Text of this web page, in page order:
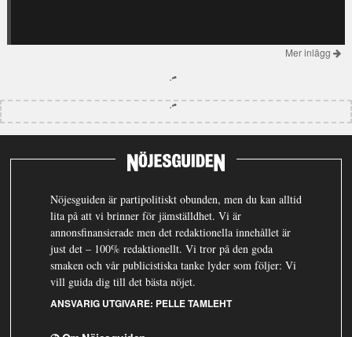
Mer inlägg
Nöjesguiden är partipolitiskt obunden, men du kan alltid
lita på att vi brinner för jämställdhet. Vi är
annonsfinansierade men det redaktionella innehållet är
just det – 100% redaktionellt. Vi tror på den goda
smaken och vår publicistiska tanke lyder som följer: Vi
vill guida dig till det bästa nöjet.
ANSVARIG UTGIVARE: PELLE TAMLEHT